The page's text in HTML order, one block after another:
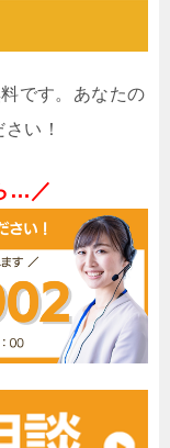
です。あなたの
い！
…／